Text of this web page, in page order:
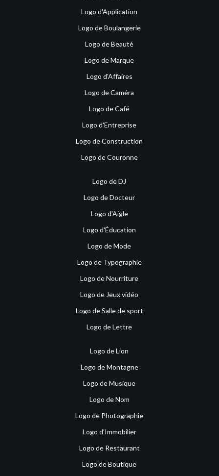
Logo d'Application
Logo de Boulangerie
Logo de Beauté
Logo de Marque
Logo d'Affaires
Logo de Caméra
Logo de Café
Logo d'Entreprise
Logo de Construction
Logo de Couronne
Logo de DJ
Logo de Docteur
Logo d'Aigle
Logo d'Éducation
Logo de Mode
Logo de Typographie
Logo de Nourriture
Logo de Jeux vidéo
Logo de Salle de sport
Logo de Lettre
Logo de Lion
Logo de Montagne
Logo de Musique
Logo de Nom
Logo de Photographie
Logo d'Immobilier
Logo de Restaurant
Logo de Boutique